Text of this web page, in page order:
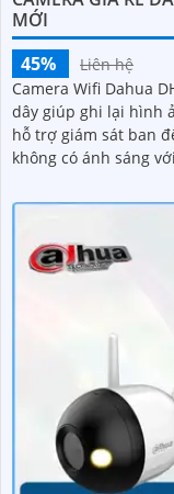
MỚI
45%
Liên hệ
Camera Wifi Dahua
dây giúp ghi lại hình
hỗ trợ giám sát ban
không có ánh sáng với tầm nhìn
quan sát đặc biệt
báo chuyển động
người